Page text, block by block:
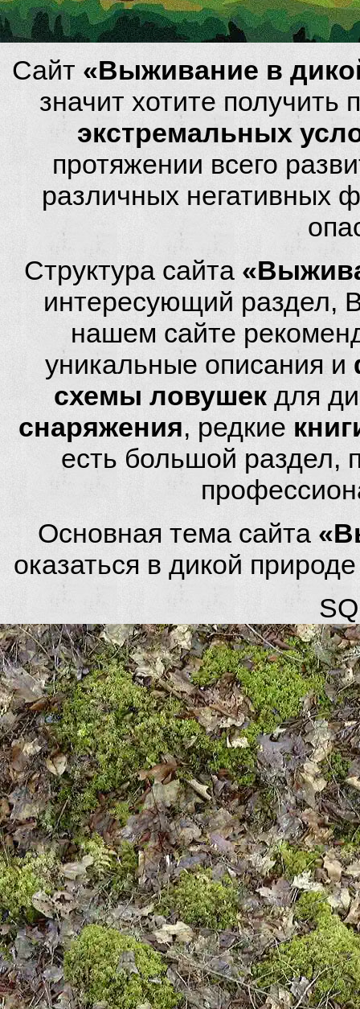
Сайт «Выживание в
значит хотите
экстремальных
протяжении всего
различных негативных
Структура сайта
интересующий раздел,
нашем сайте
уникальные описания и
схемы ловушек для
снаряжения, редкие
есть большой
Основная тема сайта
оказаться в дикой